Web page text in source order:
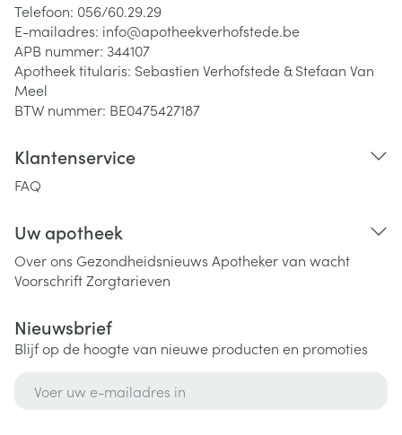
Telefoon: 056/60.29.29
E-mailadres: info@apotheekverhofstede.be
APB nummer: 344107
Apotheek titularis: Sebastien Verhofstede & Stefaan Van
Meel
BTW nummer: BE0475427187
Klantenservice
FAQ
Uw apotheek
Over ons Gezondheidsnieuws Apotheker van wacht
VoorschriftZorgtarieven
Nieuwsbrief
Blijf op de hoogte van nieuwe producten en promoties